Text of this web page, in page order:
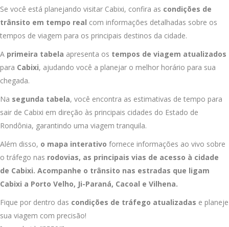
Se você está planejando visitar Cabixi, confira as condições de
trânsito em tempo real com informações detalhadas sobre os
tempos de viagem para os principais destinos da cidade.
A primeira tabela apresenta os tempos de viagem atualizados
para Cabixi, ajudando você a planejar o melhor horário para sua
chegada.
Na segunda tabela, você encontra as estimativas de tempo para
sair de Cabixi em direção às principais cidades do Estado de
Rondônia, garantindo uma viagem tranquila.
Além disso, o mapa interativo fornece informações ao vivo sobre
o tráfego nas rodovias, as principais vias de acesso à cidade
de Cabixi. Acompanhe o trânsito nas estradas que ligam
Cabixi a Porto Velho, Ji-Paraná, Cacoal e Vilhena.
Fique por dentro das condições de tráfego atualizadas e planeje
sua viagem com precisão!